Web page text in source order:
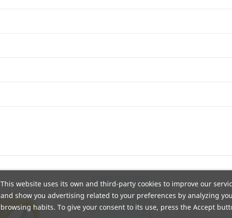
This website uses its own and third-party cookies to improve our
and show you advertising related to your preferences by analyzing
browsing habits. To give your consent to its use, press the Accept